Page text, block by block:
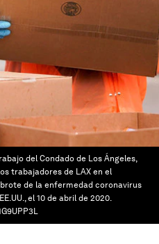
del Condado de Los Ángeles,
trabajadores de LAX en el
de la enfermedad coronavirus
el 10 de abril de 2020.